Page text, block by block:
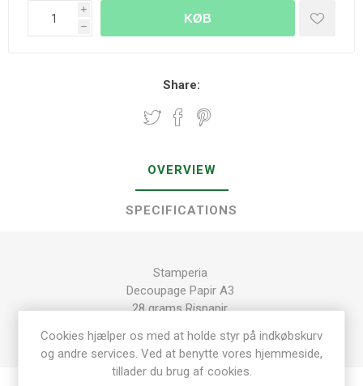
i
h
KØB
Share:
OVERVIEW
SPECIFICATIONS
Stamperia
Decoupage Papir A3
28 grams Rispapir
Cookies hjælper os med at holde styr på indkøbskurv
og andre services. Ved at benytte vores hjemmeside,
tillader du brug af cookies.